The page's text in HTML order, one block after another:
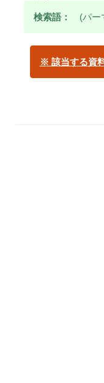
検索語： (パー
※ 該当する資